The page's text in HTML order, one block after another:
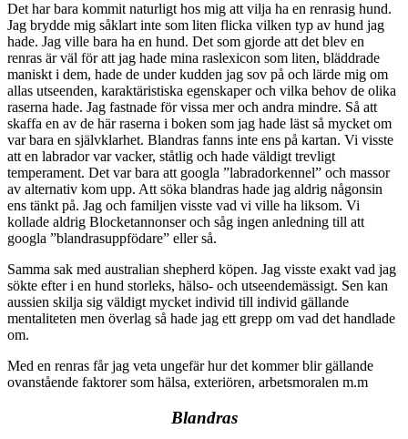
Det har bara kommit naturligt hos mig att vilja ha en renrasig hund.
Jag brydde mig såklart inte som liten flicka vilken typ av hund jag
hade. Jag ville bara ha en hund. Det som gjorde att det blev en
renras är väl för att jag hade mina raslexicon som liten, bläddrade
maniskt i dem, hade de under kudden jag sov på och lärde mig om
allas utseenden, karaktäristiska egenskaper och vilka behov de olika
raserna hade. Jag fastnade för vissa mer och andra mindre. Så att
skaffa en av de här raserna i boken som jag hade läst så mycket om
var bara en självklarhet. Blandras fanns inte ens på kartan. Vi visste
att en labrador var vacker, ståtlig och hade väldigt trevligt
temperament. Det var bara att googla ”labradorkennel” och massor
av alternativ kom upp. Att söka blandras hade jag aldrig någonsin
ens tänkt på. Jag och familjen visste vad vi ville ha liksom. Vi
kollade aldrig Blocketannonser och såg ingen anledning till att
googla ”blandrasuppfödare” eller så.
Samma sak med australian shepherd köpen. Jag visste exakt vad jag
sökte efter i en hund storleks, hälso- och utseendemässigt. Sen kan
aussien skilja sig väldigt mycket individ till individ gällande
mentaliteten men överlag så hade jag ett grepp om vad det handlade
om.
Med en renras får jag veta ungefär hur det kommer blir gällande
ovanstående faktorer som hälsa, exteriören, arbetsmoralen m.m
Blandras